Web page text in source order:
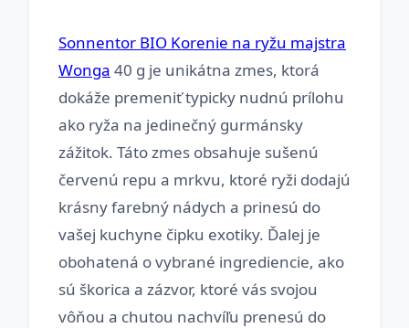
Sonnentor BIO Korenie na ryžu majstra
Wonga 40 g je unikátna zmes, ktorá
dokáže premeniť typicky nudnú prílohu
ako ryža na jedinečný gurmánsky
zážitok. Táto zmes obsahuje sušenú
červenú repu a mrkvu, ktoré ryži dodajú
krásny farebný nádych a prinesú do
vašej kuchyne čipku exotiky. Ďalej je
obohatená o vybrané ingrediencie, ako
sú škorica a zázvor, ktoré vás svojou
vôňou a chutou nachvíľu prenesú do